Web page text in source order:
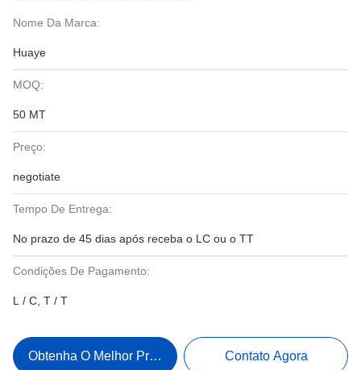
Nome Da Marca:
Huaye
MOQ:
50 MT
Preço:
negotiate
Tempo De Entrega:
No prazo de 45 dias após receba o LC ou o TT
Condições De Pagamento:
L / C, T / T
Obtenha O Melhor Preço Contato Agora